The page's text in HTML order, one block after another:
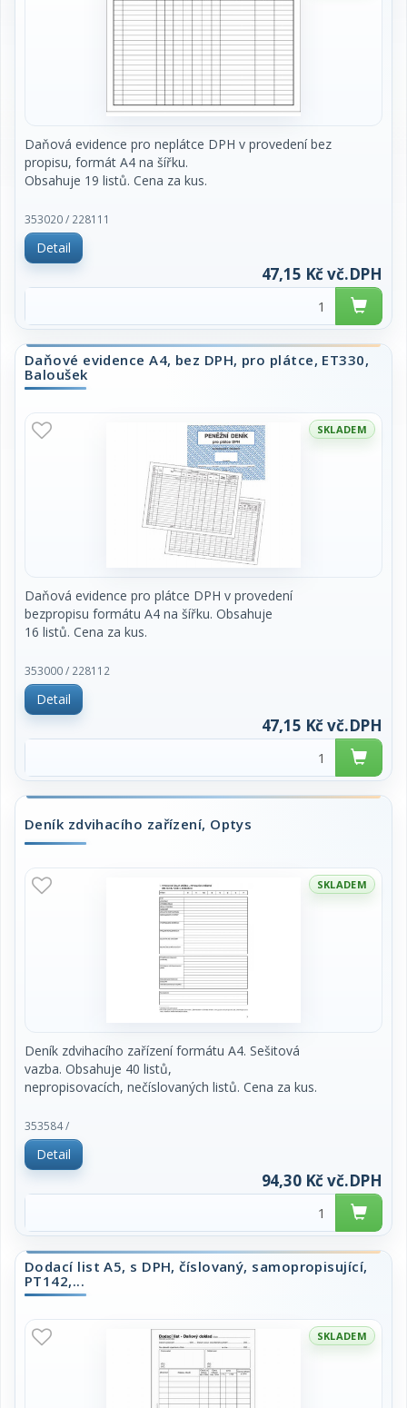
Daňová evidence pro neplátce DPH v provedení bez
propisu, formát A4 na šířku.
Obsahuje 19 listů. Cena za kus.
353020 / 228111
Detail
47,15 Kč vč.DPH
Daňové evidence A4, bez DPH, pro plátce, ET330,
Baloušek
SKLADEM
Daňová evidence pro plátce DPH v provedení
bezpropisu formátu A4 na šířku. Obsahuje
16 listů. Cena za kus.
353000 / 228112
Detail
47,15 Kč vč.DPH
Deník zdvihacího zařízení, Optys
SKLADEM
Deník zdvihacího zařízení formátu A4. Sešitová
vazba. Obsahuje 40 listů,
nepropisovacích, nečíslovaných listů. Cena za kus.
353584 /
Detail
94,30 Kč vč.DPH
Dodací list A5, s DPH, číslovaný, samopropisující,
PT142,...
SKLADEM